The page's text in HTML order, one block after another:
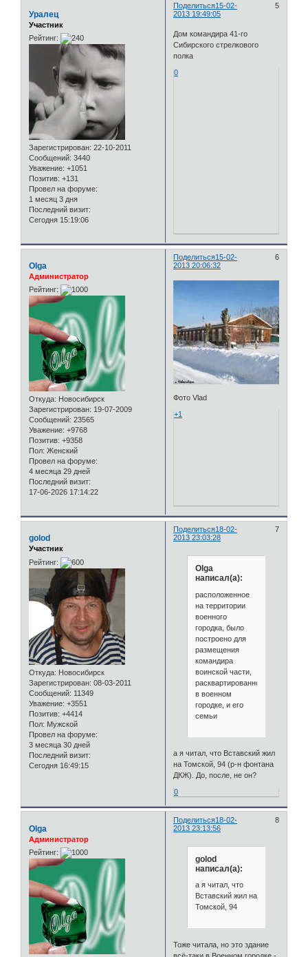
Поделиться 5
15-02-
2013 19:49:05
Уралец
Участник
Рейтинг:
Зарегистрирован: 22-10-2011
Сообщений: 3440
Уважение: +1051
Позитив: +131
Провел на форуме:
1 месяц 3 дня
Последний визит:
Сегодня 15:19:06
Дом командира 41-го
Сибирского стрелкового
полка
0
Поделиться 6
15-02-
2013 20:06:32
Olga
Администратор
Рейтинг:
Откуда: Новосибирск
Зарегистрирован: 19-07-2009
Сообщений: 23565
Уважение: +9768
Позитив: +9358
Пол: Женский
Провел на форуме:
4 месяца 29 дней
Последний визит:
17-06-2026 17:14:22
Фото Vlad
+1
Поделиться 7
18-02-
2013 23:03:28
golod
Участник
Рейтинг:
Откуда: Новосибирск
Зарегистрирован: 08-03-2011
Сообщений: 11349
Уважение: +3551
Позитив: +4414
Пол: Мужской
Провел на форуме:
3 месяца 30 дней
Последний визит:
Сегодня 16:49:15
Olga
написал(а):
расположенное
на территории
военного
городка, было
построено для
размещения
командира
воинской части,
расквартированной
в военном
городке, и его
семьи
а я читал, что Вставский жил
на Томской, 94 (р-н фонтана
ДКЖ). До, после, не он?
0
Поделиться 8
18-02-
2013 23:13:56
Olga
Администратор
Рейтинг:
golod
написал(а):
а я читал, что
Вставский жил на
Томской, 94
Тоже читала, но это здание